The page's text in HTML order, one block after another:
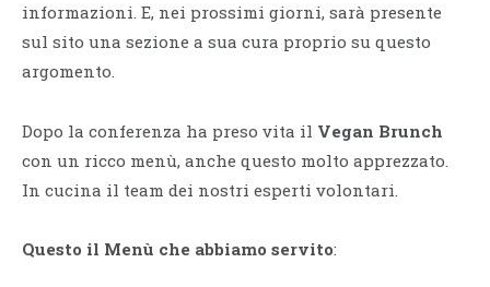
informazioni. E, nei prossimi giorni, sarà presente
sul sito una sezione a sua cura proprio su questo
argomento.
Dopo la conferenza ha preso vita il Vegan Brunch
con un ricco menù, anche questo molto apprezzato.
In cucina il team dei nostri esperti volontari.
Questo il Menù che abbiamo servito: